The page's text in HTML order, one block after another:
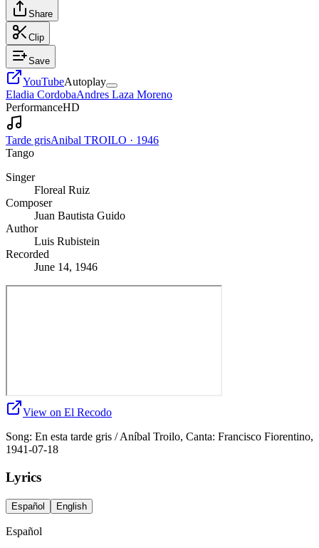
Share
Clip
Save
YouTubeAutoplay
Eladia CordobaAndres Laza Moreno
PerformanceHD
Tarde grisAnibal TROILO · 1946
Tango
Singer
Floreal Ruiz
Composer
Juan Bautista Guido
Author
Luis Rubistein
Recorded
June 14, 1946
View on El Recodo
Song: En esta tarde gris / Aníbal Troilo, Canta: Francisco Fiorentino,
1941-07-18
Lyrics
Español English
Español